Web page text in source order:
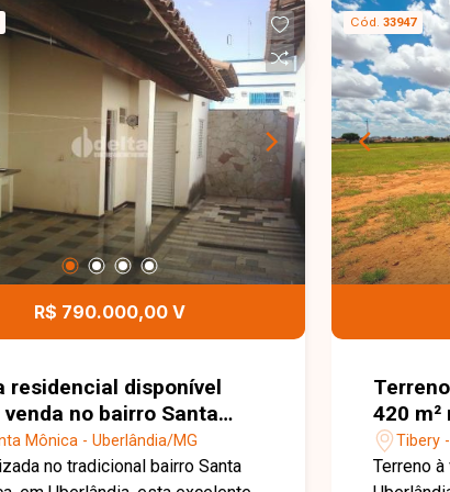
de segurança completo,
fotovoltaica e garagem para 3
sendo 2 cobertas.
vagas de
R$ 790.000,00 V
residencial disponível
venda no bairro Santa
em Uberlândia-MG
Mônica - Uberlândia/MG
no tradicional bairro Santa
Cód. 33947
420
Tibery
Terreno